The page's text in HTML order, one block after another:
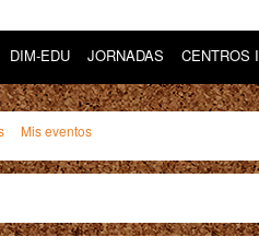
DIM-EDU JORNADAS CENTROS
Mis eventos